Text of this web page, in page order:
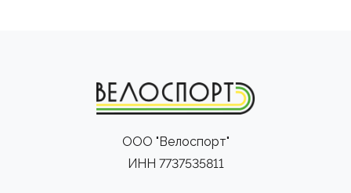
ООО "Велоспорт"
ИНН 7737535811